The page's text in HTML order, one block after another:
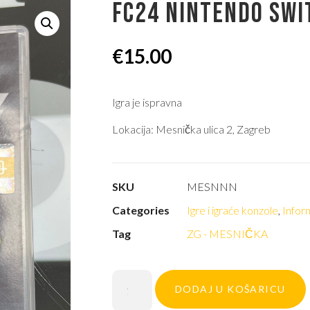
FC24 NINTENDO
€15.00
Igra je ispravna
Lokacija: Mesnička ulica 2, Zagreb
SKU
MESNNN
Categories
Igre i igraće konzole,
Tag
ZG - MESNIČKA
DODAJ U KOŠARICU